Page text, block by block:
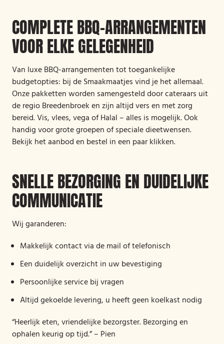
COMPLETE BBQ-ARRANGEMENTEN
VOOR ELKE GELEGENHEID
Van luxe BBQ-arrangementen tot toegankelijke
budgetopties: bij de Smaakmaatjes vind je het allemaal.
Onze pakketten worden samengesteld door cateraars uit
de regio Breedenbroek en zijn altijd vers en met zorg
bereid. Vis, vlees, vega of Halal – alles is mogelijk. Ook
handig voor grote groepen of speciale dieetwensen.
Bekijk het aanbod en bestel in een paar klikken.
SNELLE BEZORGING EN DUIDELIJKE
COMMUNICATIE
Wij garanderen:
Makkelijk contact via de mail of telefonisch
Een duidelijk overzicht in uw bevestiging
Persoonlijke service bij vragen
Altijd gekoelde levering, u heeft geen koelkast nodig
“Heerlijk eten, vriendelijke bezorgster. Bezorging en
ophalen keurig op tijd.” – Pien